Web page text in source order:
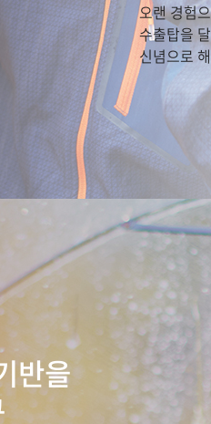
오랜 경험
수출탑을
신념으로
반을